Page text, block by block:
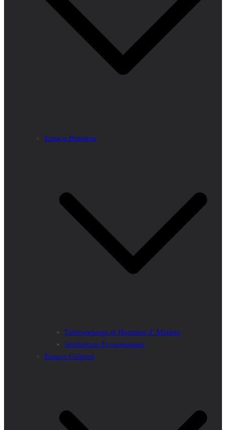
Espace Business
Entrepreneurs et Hommes d’Affaires
Institutions Economiques
Espace Culturel